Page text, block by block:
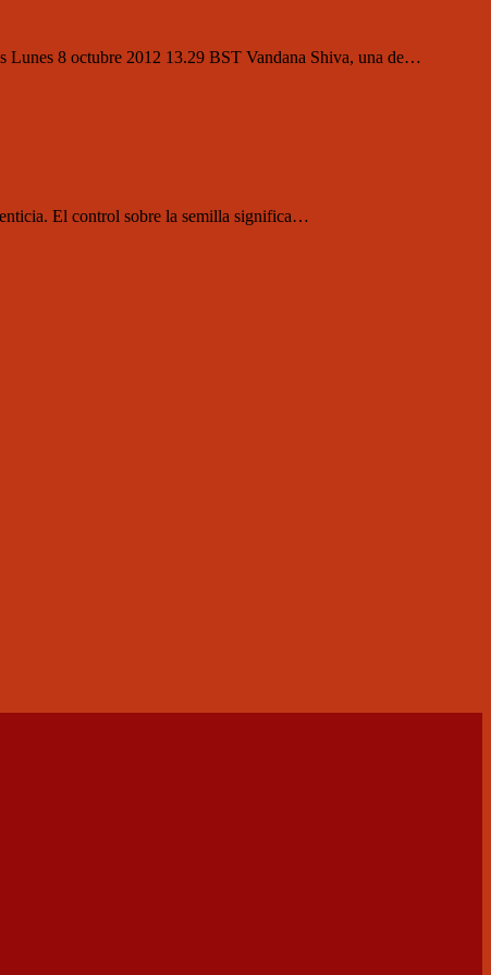
Lunes 8 octubre 2012 13.29 BST Vandana Shiva, una de…
El control sobre la semilla significa…